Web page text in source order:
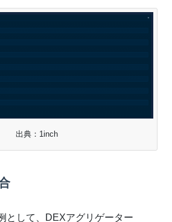
出典：1inch
として、DEXアグリゲーター